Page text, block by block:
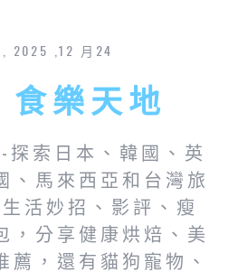
, 2025 ,12 月24
食樂天地
探索日本、韓國、英
、馬來西亞和台灣旅
活妙招、影評、瘦
，分享健康烘焙、美
薦，還有貓狗寵物、